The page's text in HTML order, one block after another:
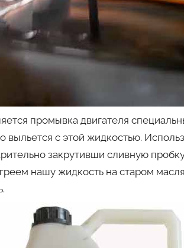
промывка двигателя
выльется с этой жидкостью.
закрутивши сливную
нашу жидкость на старом